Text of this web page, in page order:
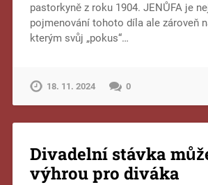
pastorkyně z roku 1904. JENŮFA je
pojmenování tohoto díla ale zároveň
kterým svůj „pokus“…
18. 11. 2024 0
Divadelní stávka
výhrou pro diváka